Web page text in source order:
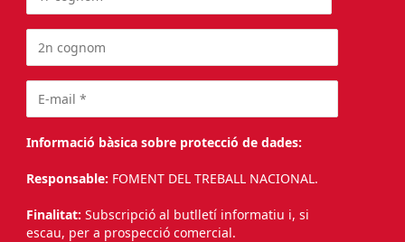
Informació bàsica sobre protecció de dades:
Responsable: FOMENT DEL TREBALL NACIONAL.
Finalitat: Subscripció al butlletí informatiu i, si
escau, per a prospecció comercial.